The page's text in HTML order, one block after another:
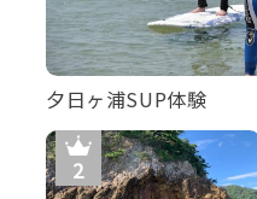
夕日ヶ浦SUP体験